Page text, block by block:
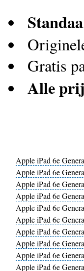
Gratis
Alle
Apple iPad 6e
Apple iPad 6e
Apple iPad 6e
Apple iPad 6e
Apple iPad 6e
Apple iPad 6e
Apple iPad 6e
Apple iPad 6e
Apple iPad 6e
Apple iPad 6e